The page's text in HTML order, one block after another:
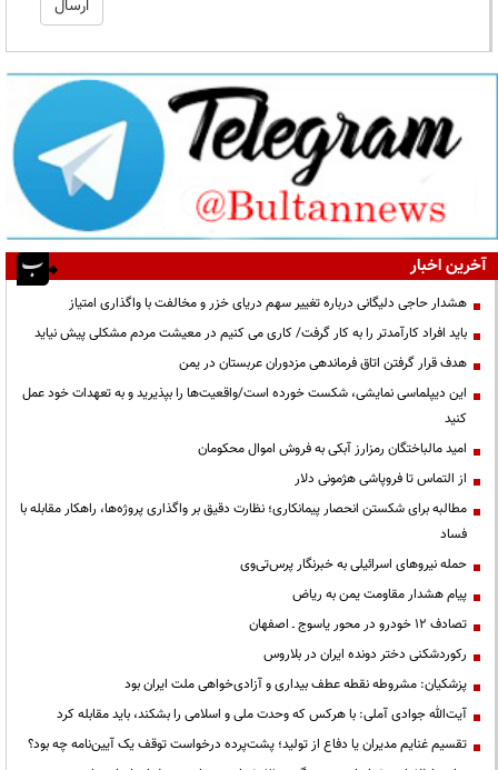
آخرین اخبار
هشدار حاجی دلیگانی درباره تغییر سهم دریای خزر و مخالفت با واگذاری امتیاز
باید افراد کارآمدتر را به کار گرفت/ کاری می کنیم در معیشت مردم مشکلی پیش نیاید
هدف قرار گرفتن اتاق‌ فرماندهی مزدوران عربستان در یمن
این دیپلماسی نمایشی، شکست خورده است/واقعیت‌ها را بپذیرید و به تعهدات خود عمل
کنید
امید مالباختگان رمزارز آبکی به فروش اموال محکومان
از التماس تا فروپاشی هژمونی دلار
مطالبه برای شکستن انحصار پیمانکاری؛ نظارت دقیق بر واگذاری پروژه‌ها، راهکار مقابله با
فساد
حمله نیروهای اسرائیلی به خبرنگار پرس‌تی‌وی
پیام هشدار مقاومت یمن به ریاض
تصادف ۱۲ خودرو در محور یاسوج ـ اصفهان
رکوردشکنی دختر دونده ایران در بلاروس
پزشکیان: مشروطه نقطه عطف بیداری و آزادی‌خواهی ملت ایران بود
آیت‌الله جوادی آملی: با هرکس که وحدت ملی و اسلامی را بشکند، باید مقابله کرد
تقسیم غنایم مدیران یا دفاع از تولید؛ پشت‌پرده درخواست توقف یک آیین‌نامه چه بود؟